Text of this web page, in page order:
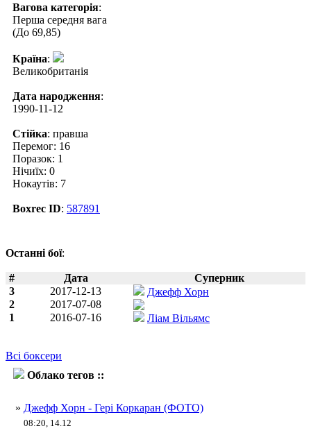
Вагова категорія:
Перша середня вага
(До 69,85)
Країна:
Великобританія
Дата народження:
1990-11-12
Стійка: правша
Перемог: 16
Поразок: 1
Нічиїх: 0
Нокаутів: 7
Boxrec ID: 587891
Останні бої:
# Дата
Суперник
3
2017-12-13
Джефф Хорн
2
2017-07-08
1
2016-07-16 Ліам Вільямс
Всі боксери
Облако тегов ::
» Джефф Хорн - Гері Коркаран (ФОТО)
08:20, 14.12